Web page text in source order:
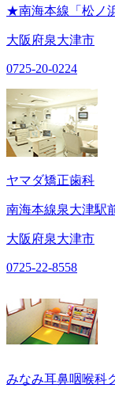
★南海本線「松ノ
大阪府泉大津市
0725-20-0224
ヤマダ矯正歯科
南海本線泉大津
大阪府泉大津市
0725-22-8558
みなみ耳鼻咽喉科